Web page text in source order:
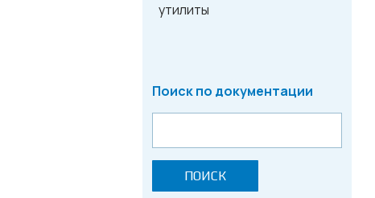
утилиты
Поиск по документации
ПОИСК